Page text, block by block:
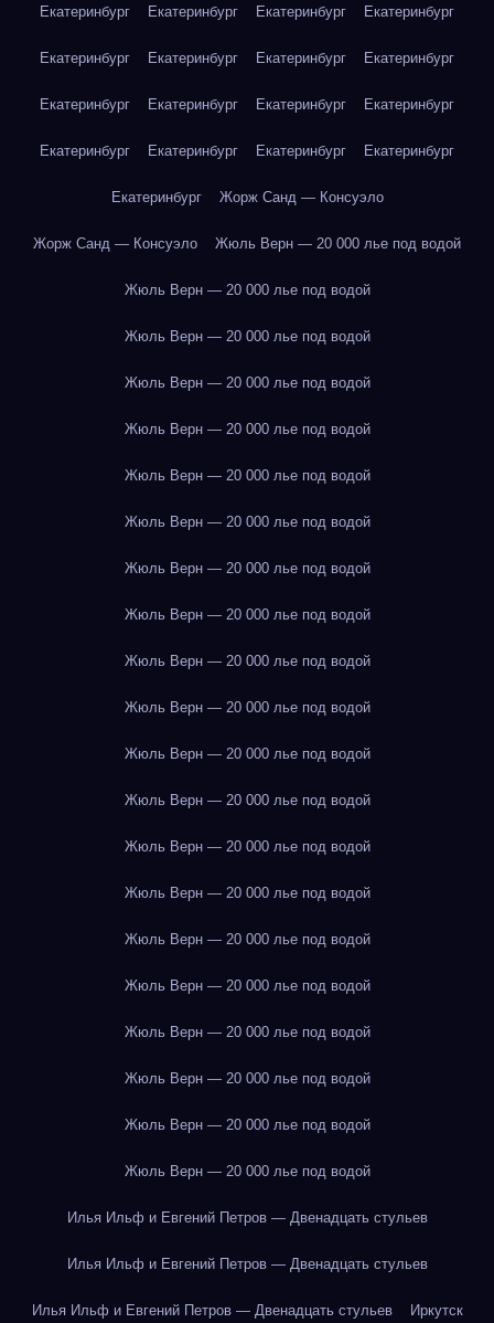
Екатеринбург Екатеринбург Екатеринбург Екатеринбург
Екатеринбург Екатеринбург Екатеринбург Екатеринбург
Екатеринбург Екатеринбург Екатеринбург Екатеринбург
Екатеринбург Екатеринбург Екатеринбург Екатеринбург
Екатеринбург Жорж Санд — Консуэло
Жорж Санд — Консуэло Жюль Верн — 20 000 лье под водой
Жюль Верн — 20 000 лье под водой
Жюль Верн — 20 000 лье под водой
Жюль Верн — 20 000 лье под водой
Жюль Верн — 20 000 лье под водой
Жюль Верн — 20 000 лье под водой
Жюль Верн — 20 000 лье под водой
Жюль Верн — 20 000 лье под водой
Жюль Верн — 20 000 лье под водой
Жюль Верн — 20 000 лье под водой
Жюль Верн — 20 000 лье под водой
Жюль Верн — 20 000 лье под водой
Жюль Верн — 20 000 лье под водой
Жюль Верн — 20 000 лье под водой
Жюль Верн — 20 000 лье под водой
Жюль Верн — 20 000 лье под водой
Жюль Верн — 20 000 лье под водой
Жюль Верн — 20 000 лье под водой
Жюль Верн — 20 000 лье под водой
Жюль Верн — 20 000 лье под водой
Жюль Верн — 20 000 лье под водой
Илья Ильф и Евгений Петров — Двенадцать стульев
Илья Ильф и Евгений Петров — Двенадцать стульев
Илья Ильф и Евгений Петров — Двенадцать стульев Иркутск